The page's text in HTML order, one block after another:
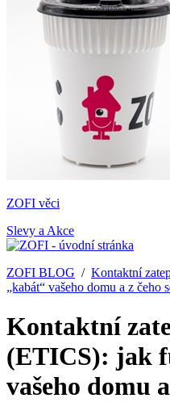
ZOFI věci
Slevy a Akce
ZOFI BLOG / Kontaktní
„kabát“ vašeho domu a z čeho
Kontaktní
(ETICS): jak
vašeho domu